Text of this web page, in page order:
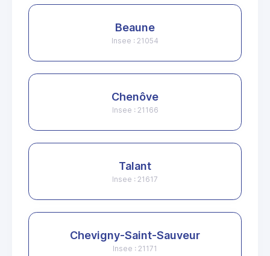
Beaune
Insee : 21054
Chenôve
Insee : 21166
Talant
Insee : 21617
Chevigny-Saint-Sauveur
Insee : 21171